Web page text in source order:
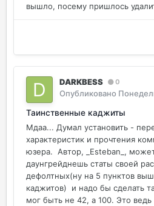
вышло, посему пришлось
DARKBESS 0
Опубликовано
Таинственные каджиты
Мдаа... Думал установить -
характеристик и прочтения
юзера. Автор, _Esteban_,
даунгрейднешь статы своей
дефолтных(ну на 5 пунктов
каджитов) и надо бы сделать
мог быть не 42, а 100. Это ведь